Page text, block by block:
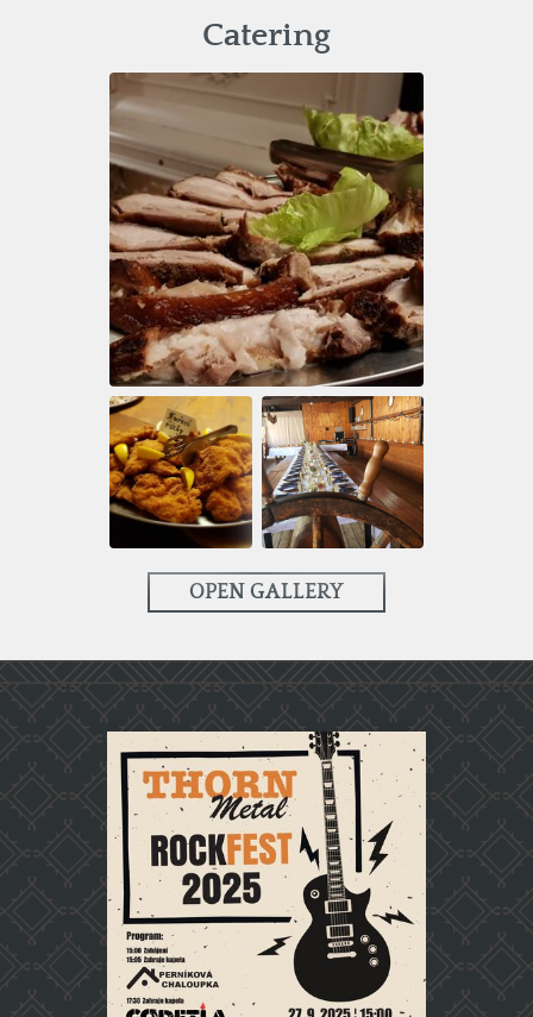
Catering
OPEN GALLERY